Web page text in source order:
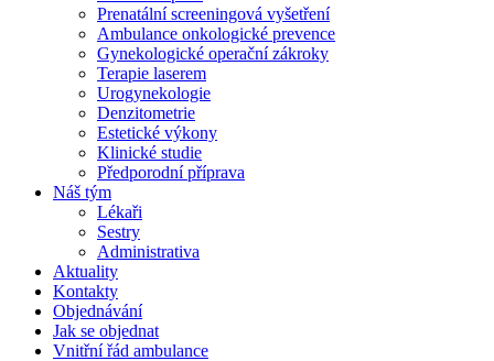
Prenatální screeningová vyšetření
Ambulance onkologické prevence
Gynekologické operační zákroky
Terapie laserem
Urogynekologie
Denzitometrie
Estetické výkony
Klinické studie
Předporodní příprava
Náš tým
Lékaři
Sestry
Administrativa
Aktuality
Kontakty
Objednávání
Jak se objednat
Vnitřní řád ambulance